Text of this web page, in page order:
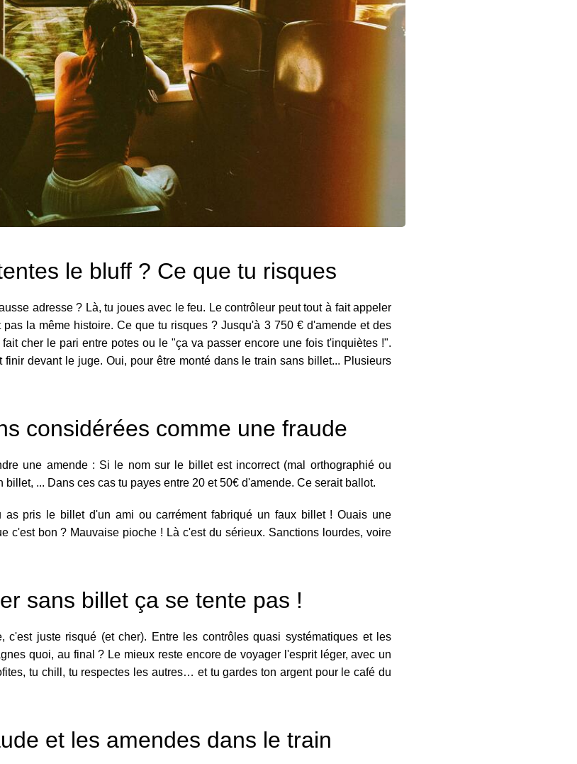
le bluff ? Ce que tu risques
adresse ? Là, tu joues avec le feu. Le contrôleur peut tout à fait appeler
la même histoire. Ce que tu risques ? Jusqu'à 3 750 € d'amende et des
cher le pari entre potes ou le "ça va passer encore une fois t'inquiètes !".
finir devant le juge. Oui, pour être monté dans le train sans billet... Plusieurs
considérées comme une fraude
une amende : Si le nom sur le billet est incorrect (mal orthographié ou
billet, ... Dans ces cas tu payes entre 20 et 50€ d'amende. Ce serait ballot.
as pris le billet d'un ami ou carrément fabriqué un faux billet ! Ouais une
c'est bon ? Mauvaise pioche ! Là c'est du sérieux. Sanctions lourdes, voire
sans billet ça se tente pas !
c'est juste risqué (et cher). Entre les contrôles quasi systématiques et les
quoi, au final ? Le mieux reste encore de voyager l'esprit léger, avec un
tu chill, tu respectes les autres… et tu gardes ton argent pour le café du
et les amendes dans le train